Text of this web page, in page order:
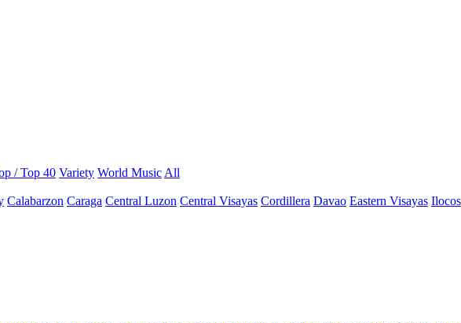
/ Top 40 Variety World Music All
Calabarzon Caraga Central Luzon Central Visayas Cordillera Davao Eastern Visayas Ilocos